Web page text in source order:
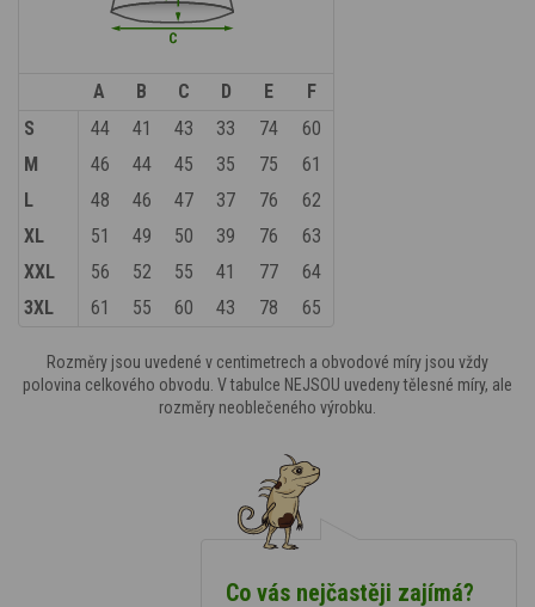
A B C D E
F
S
44 41 43 33 74
60
M
46 44 45 35 75
61
L
48 46 47 37 76
62
XL
51 49 50 39 76
63
XXL
56 52 55 41 77
64
3XL
61 55 60 43 78 65
Rozměry jsou uvedené v centimetrech a obvodové míry jsou vždy
polovina celkového obvodu. V tabulce NEJSOU uvedeny tělesné míry, ale
rozměry neoblečeného výrobku.
Co vás nejčastěji zajímá?